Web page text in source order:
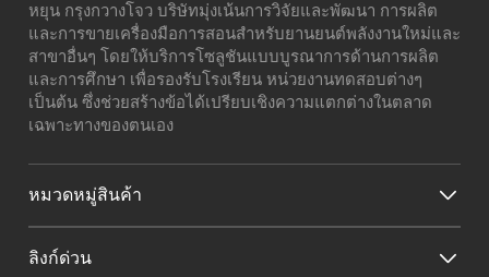
หยุน กรุงกวางโจว บริษัทมุ่งเน้นการวิจัยและพัฒนา การผลิต
และการขายเครื่องมือการสอนสำหรับยานยนต์พลังงานใหม่และ
สาขาอื่นๆ โดยให้บริการโซลูชันแบบบูรณาการด้านการผลิต
และการศึกษา เพื่อรองรับโรงเรียน หน่วยงานทดสอบต่างๆ
เป็นต้น ซึ่งช่วยสร้างข้อได้เปรียบเชิงความแตกต่างในตลาด
เฉพาะทางของตนเอง
หมวดหมู่สินค้า
ลิงก์ด่วน